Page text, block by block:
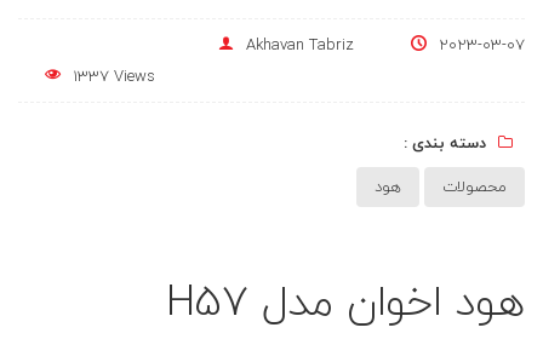
2023-03-07
Akhavan Tabriz
1337 Views
دسته بندی :
محصولات
هود
هود اخوان مدل H57